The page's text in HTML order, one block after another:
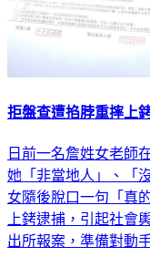
拒盤查遭掐脖重摔上
日前一名詹姓女老師
她「非當地人」、「
女隨後脫口一句「真
上銬逮捕，引起社會
出所報案，準備對動